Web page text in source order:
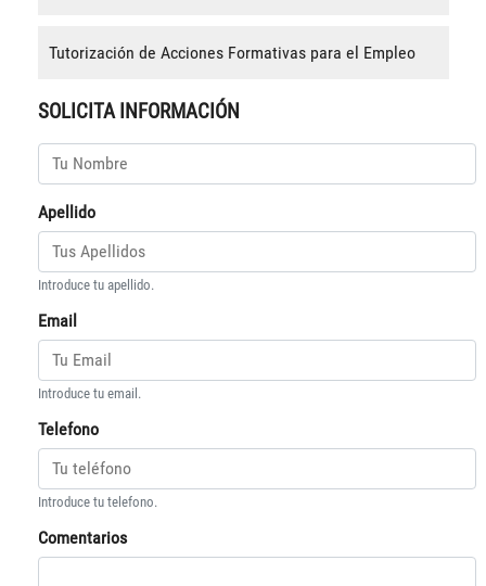
Tutorización de Acciones Formativas para el Empleo
SOLICITA INFORMACIÓN
Apellido
Introduce tu apellido.
Email
Introduce tu email.
Telefono
Introduce tu telefono.
Comentarios